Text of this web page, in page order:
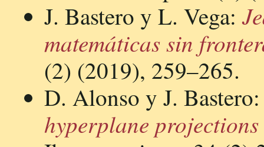
J. Bastero y L. Vega:
matemáticas sin
(2) (2019), 259–265.
D. Alonso y J.
hyperplane